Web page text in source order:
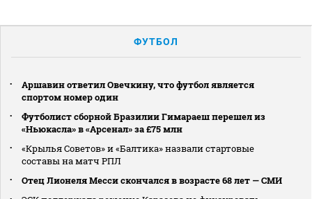
ФУТБОЛ
Аршавин ответил Овечкину, что футбол является
спортом номер один
Футболист сборной Бразилии Гимараеш перешел из
«Ньюкасла» в «Арсенал» за £75 млн
«Крылья Советов» и «Балтика» назвали стартовые
составы на матч РПЛ
Отец Лионеля Месси скончался в возрасте 68 лет — СМИ